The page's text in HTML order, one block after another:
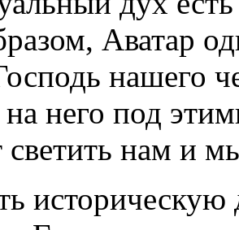
Аватар
нашего
него под
светить нам и
историческую